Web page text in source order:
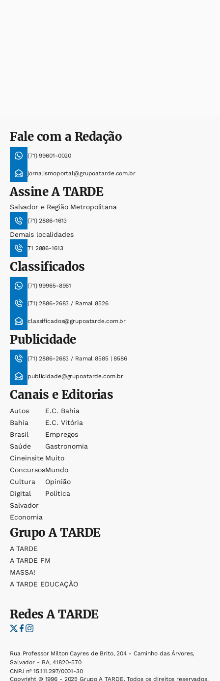
Fale com a Redação
(71) 99601-0020
jornalismoportal@grupoatarde.com.br
AssineA TARDE
Salvador e Região Metropolitana
(71) 2886-1613
Demais localidades
71 2886-1613
Classificados
(71) 99965-8961
(71) 2886-2683 / Ramal 8526
classificados@grupoatarde.com.br
Publicidade
(71) 2886-2683 / Ramal 8585 | 8586
publicidade@grupoatarde.com.br
Canais e Editorias
Autos
Bahia
Brasil
Saúde
Cineinsite
Concursos
Cultura
Digital
Salvador
Economia
E.c. Bahia
E.c. Vitória
Empregos
Gastronomia
Muito
Mundo
Opinião
Política
GrupoA TARDE
A TARDE
A TARDE FM
MASSA!
A TARDE EDUCAÇÃO
RedesA TARDE
Rua Professor Milton Cayres de Brito, 204 - Caminho das Árvores,
Salvador - BA, 41820-570
CNPJ nº 15.111.297/0001-30
Copyright © 1996 - 2025 Grupo A TARDE. Todos os direitos reservados.